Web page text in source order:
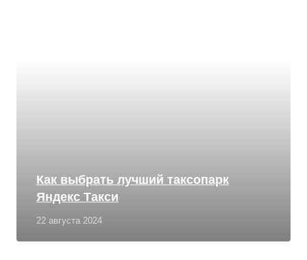
22 августа 2024
Как выбрать лучший таксопарк
Яндекс Такси